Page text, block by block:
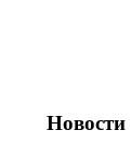
Новости